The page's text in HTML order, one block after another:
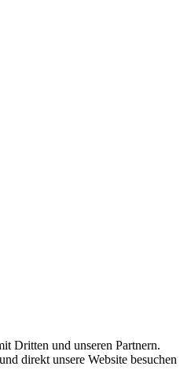
Dritten und unseren Partnern.
direkt unsere Website besuchen